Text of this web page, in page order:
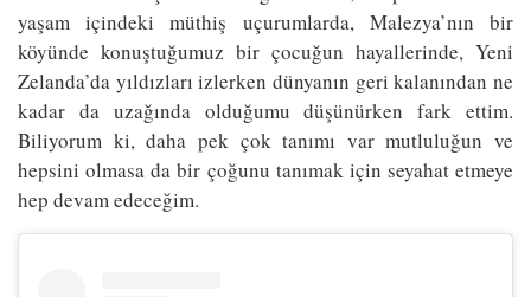
yaşam içindeki müthiş uçurumlarda, Malezya’nın bir
köyünde konuştuğumuz bir çocuğun hayallerinde, Yeni
Zelanda’da yıldızları izlerken dünyanın geri kalanından ne
kadar da uzağında olduğumu düşünürken fark ettim.
Biliyorum ki, daha pek çok tanımı var mutluluğun ve
hepsini olmasa da bir çoğunu tanımak için seyahat etmeye
hep devam edeceğim.